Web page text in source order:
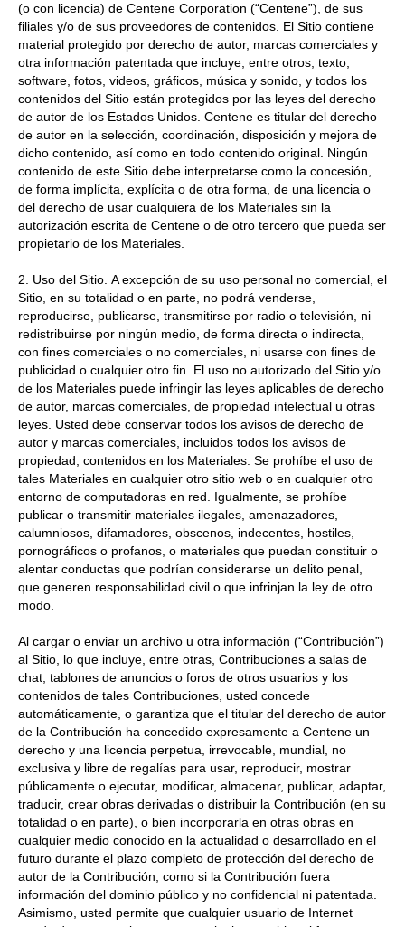
(o con licencia) de Centene Corporation (“Centene”), de sus
filiales y/o de sus proveedores de contenidos. El Sitio contiene
material protegido por derecho de autor, marcas comerciales y
otra información patentada que incluye, entre otros, texto,
software, fotos, videos, gráficos, música y sonido, y todos los
contenidos del Sitio están protegidos por las leyes del derecho
de autor de los Estados Unidos. Centene es titular del derecho
de autor en la selección, coordinación, disposición y mejora de
dicho contenido, así como en todo contenido original. Ningún
contenido de este Sitio debe interpretarse como la concesión,
de forma implícita, explícita o de otra forma, de una licencia o
del derecho de usar cualquiera de los Materiales sin la
autorización escrita de Centene o de otro tercero que pueda ser
propietario de los Materiales.
2. Uso del Sitio. A excepción de su uso personal no comercial, el
Sitio, en su totalidad o en parte, no podrá venderse,
reproducirse, publicarse, transmitirse por radio o televisión, ni
redistribuirse por ningún medio, de forma directa o indirecta,
con fines comerciales o no comerciales, ni usarse con fines de
publicidad o cualquier otro fin. El uso no autorizado del Sitio y/o
de los Materiales puede infringir las leyes aplicables de derecho
de autor, marcas comerciales, de propiedad intelectual u otras
leyes. Usted debe conservar todos los avisos de derecho de
autor y marcas comerciales, incluidos todos los avisos de
propiedad, contenidos en los Materiales. Se prohíbe el uso de
tales Materiales en cualquier otro sitio web o en cualquier otro
entorno de computadoras en red. Igualmente, se prohíbe
publicar o transmitir materiales ilegales, amenazadores,
calumniosos, difamadores, obscenos, indecentes, hostiles,
pornográficos o profanos, o materiales que puedan constituir o
alentar conductas que podrían considerarse un delito penal,
que generen responsabilidad civil o que infrinjan la ley de otro
modo.
Al cargar o enviar un archivo u otra información (“Contribución”)
al Sitio, lo que incluye, entre otras, Contribuciones a salas de
chat, tablones de anuncios o foros de otros usuarios y los
contenidos de tales Contribuciones, usted concede
automáticamente, o garantiza que el titular del derecho de autor
de la Contribución ha concedido expresamente a Centene un
derecho y una licencia perpetua, irrevocable, mundial, no
exclusiva y libre de regalías para usar, reproducir, mostrar
públicamente o ejecutar, modificar, almacenar, publicar, adaptar,
traducir, crear obras derivadas o distribuir la Contribución (en su
totalidad o en parte), o bien incorporarla en otras obras en
cualquier medio conocido en la actualidad o desarrollado en el
futuro durante el plazo completo de protección del derecho de
autor de la Contribución, como si la Contribución fuera
información del dominio público y no confidencial ni patentada.
Asimismo, usted permite que cualquier usuario de Internet